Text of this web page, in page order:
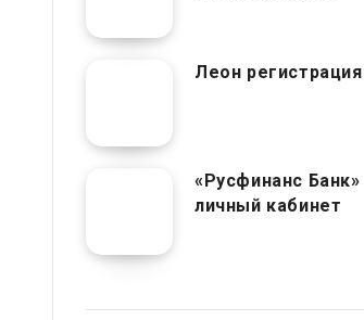
Леон регистрация
«Русфинанс Банк»
личный кабинет